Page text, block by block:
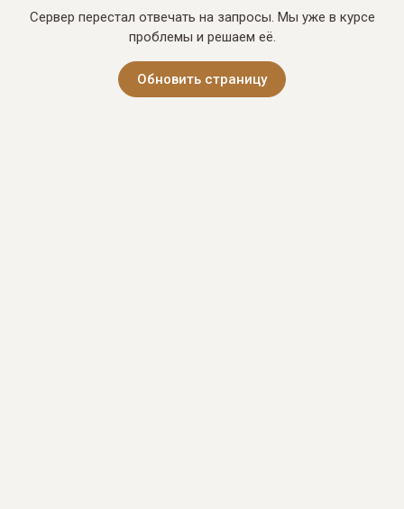
Сервер перестал отвечать на запросы. Мы уже в курсе
проблемы и решаем её.
Обновить страницу